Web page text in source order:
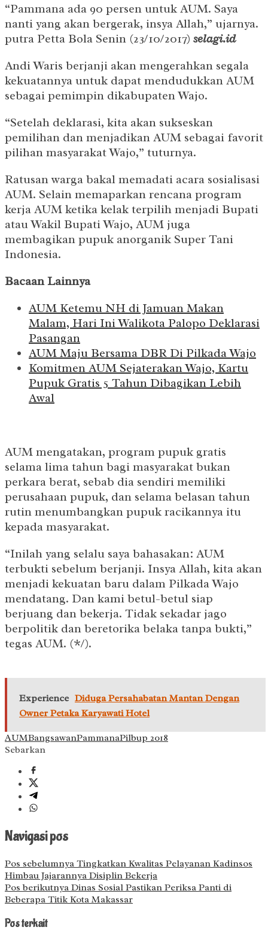
“Pammana ada 90 persen untuk AUM. Saya
nanti yang akan bergerak, insya Allah,” ujarnya.
putra Petta Bola Senin (23/10/2017) selagi.id
Andi Waris berjanji akan mengerahkan segala
kekuatannya untuk dapat mendudukkan AUM
sebagai pemimpin dikabupaten Wajo.
“Setelah deklarasi, kita akan sukseskan
pemilihan dan menjadikan AUM sebagai favorit
pilihan masyarakat Wajo,” tuturnya.
Ratusan warga bakal memadati acara sosialisasi
AUM. Selain memaparkan rencana program
kerja AUM ketika kelak terpilih menjadi Bupati
atau Wakil Bupati Wajo, AUM juga
membagikan pupuk anorganik Super Tani
Indonesia.
Bacaan Lainnya
AUM Ketemu NH di Jamuan Makan
Malam, Hari Ini Walikota Palopo Deklarasi
Pasangan
AUM Maju Bersama DBR Di Pilkada Wajo
Komitmen AUM Sejaterakan Wajo, Kartu
Pupuk Gratis 5 Tahun Dibagikan Lebih
Awal
AUM mengatakan, program pupuk gratis
selama lima tahun bagi masyarakat bukan
perkara berat, sebab dia sendiri memiliki
perusahaan pupuk, dan selama belasan tahun
rutin menumbangkan pupuk racikannya itu
kepada masyarakat.
“Inilah yang selalu saya bahasakan: AUM
terbukti sebelum berjanji. Insya Allah, kita akan
menjadi kekuatan baru dalam Pilkada Wajo
mendatang. Dan kami betul-betul siap
berjuang dan bekerja. Tidak sekadar jago
berpolitik dan beretorika belaka tanpa bukti,”
tegas AUM. (*/).
Experience Diduga Persahabatan Mantan Dengan
Owner Petaka Karyawati Hotel
AUMBangsawanPammanaPilbup 2018
Sebarkan
Navigasi pos
Pos sebelumnya Tingkatkan Kwalitas Pelayanan Kadinsos
Himbau Jajarannya Disiplin Bekerja
Pos berikutnya Dinas Sosial Pastikan Periksa Panti di
Beberapa Titik Kota Makassar
Pos terkait